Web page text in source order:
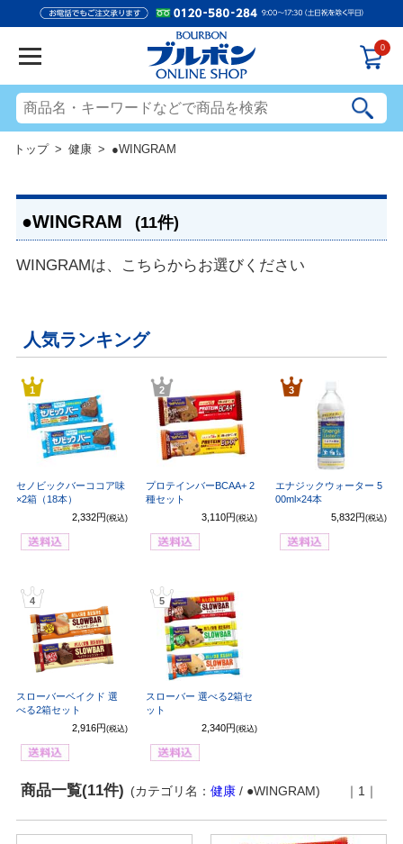
0
トップ> 健康 > ●WINGRAM
●WINGRAM (11件)
WINGRAMは、こちらからお選びください
人気ランキング
1
セノビックバーココア味
×2箱（18本）
2,332円 (税込)
2
プロテインバーBCAA+ 2
種セット
3,110円 (税込)
3
エナジックウォーター 5
00ml×24本
5,832円(税込)
4
スローバーベイクド 選
べる2箱セット
2,916円 (税込)
5
スローバー 選べる2箱セ
ット
2,340円 (税込)
商品一覧(11件) ｜1｜
(カテゴリ名： 健康/ ●WINGRAM)